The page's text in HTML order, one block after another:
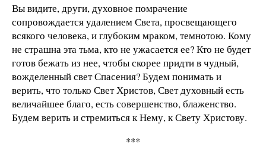
Вы видите, други, духовное помрачение
сопровождается удалением Света, просвещающего
всякого человека, и глубоким мраком, темнотою. Кому
не страшна эта тьма, кто не ужасается ее? Кто не будет
готов бежать из нее, чтобы скорее придти в чудный,
вожделенный свет Спасения? Будем понимать и
верить, что только Свет Христов, Свет духовный есть
величайшее благо, есть совершенство, блаженство.
Будем верить и стремиться к Нему, к Свету Христову.